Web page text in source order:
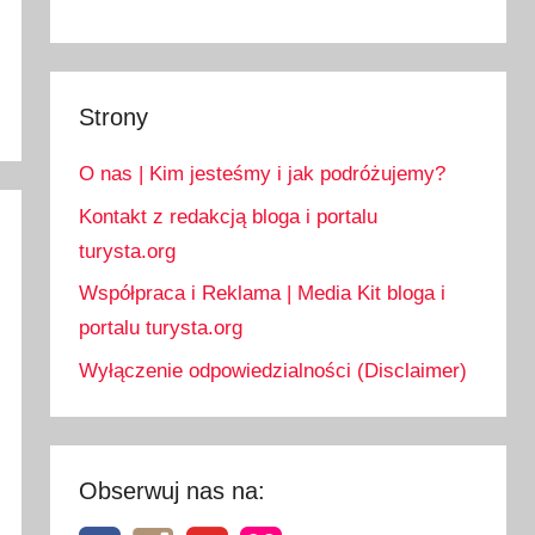
Strony
O nas | Kim jesteśmy i jak podróżujemy?
Kontakt z redakcją bloga i portalu
turysta.org
Współpraca i Reklama | Media Kit bloga i
portalu turysta.org
Wyłączenie odpowiedzialności (Disclaimer)
Obserwuj nas na: